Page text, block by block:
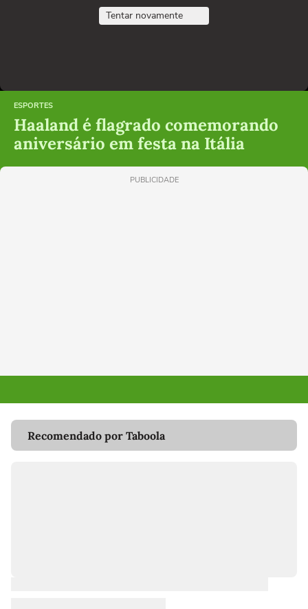
Tentar novamente
ESPORTES
Haaland é flagrado comemorando
aniversário em festa na Itália
PUBLICIDADE
Recomendado por Taboola